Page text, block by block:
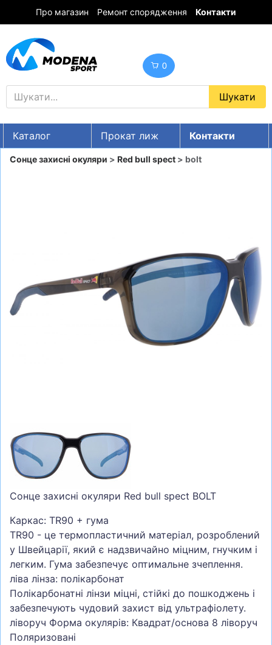
Про магазин Ремонт спорядження Контакти
0
Каталог Прокат лиж
Контакти
UA RU EN
СУМКИ
ШОЛОМИ, ЗАХИСТ, ОКУЛЯРИ
ТУРИЗМ
Сонце захисні окуляри > Red bull spect > bolt
Сонце захисні окуляри Red bull spect BOLT
Каркас: TR90 + гума
TR90 - це термопластичний матеріал, розроблений
у Швейцарії, який є надзвичайно міцним, гнучким і
легким. Гума забезпечує оптимальне зчеплення.
ліва лінза: полікарбонат
Полікарбонатні лінзи міцні, стійкі до пошкоджень і
забезпечують чудовий захист від ультрафіолету.
ліворуч Форма окулярів: Квадрат/основа 8 ліворуч
Поляризовані